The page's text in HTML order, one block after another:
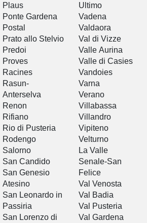
Plaus
Ponte Gardena
Postal
Prato allo Stelvio
Predoi
Proves
Racines
Rasun-
Anterselva
Renon
Rifiano
Rio di Pusteria
Rodengo
Salorno
San Candido
San Genesio
Atesino
San Leonardo in
Passiria
San Lorenzo di
Ultimo
Vadena
Valdaora
Val di Vizze
Valle Aurina
Valle di Casies
Vandoies
Varna
Verano
Villabassa
Villandro
Vipiteno
Velturno
La Valle
Senale-San
Felice
Val Venosta
Val Badia
Val Pusteria
Val Gardena